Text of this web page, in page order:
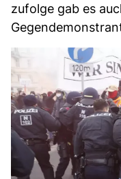
zufolge gab es